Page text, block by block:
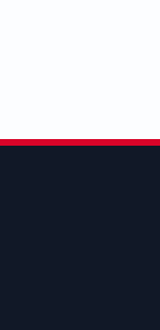
المقالات